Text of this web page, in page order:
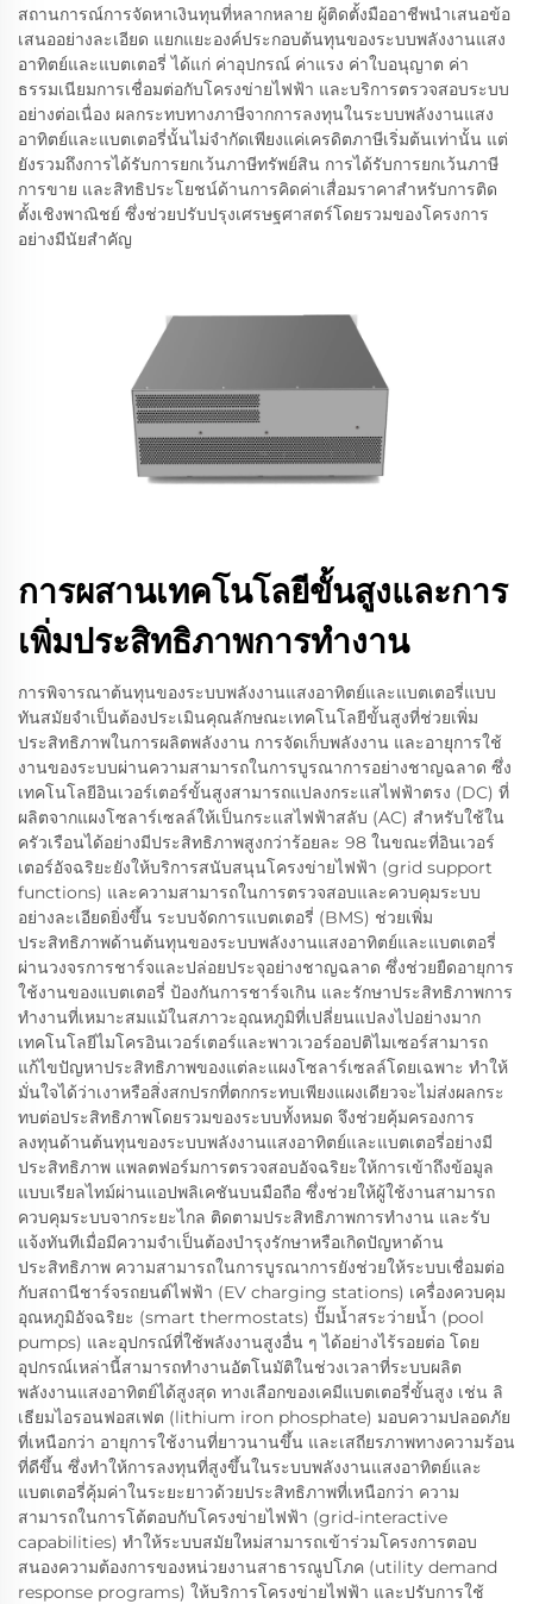
สถานการณ์การจัดหาเงินทุนที่หลากหลาย ผู้ติดตั้งมืออาชีพนำเสนอข้อ
เสนออย่างละเอียด แยกแยะองค์ประกอบต้นทุนของระบบพลังงานแสง
อาทิตย์และแบตเตอรี่ ได้แก่ ค่าอุปกรณ์ ค่าแรง ค่าใบอนุญาต ค่า
ธรรมเนียมการเชื่อมต่อกับโครงข่ายไฟฟ้า และบริการตรวจสอบระบบ
อย่างต่อเนื่อง ผลกระทบทางภาษีจากการลงทุนในระบบพลังงานแสง
อาทิตย์และแบตเตอรี่นั้นไม่จำกัดเพียงแค่เครดิตภาษีเริ่มต้นเท่านั้น แต่
ยังรวมถึงการได้รับการยกเว้นภาษีทรัพย์สิน การได้รับการยกเว้นภาษี
การขาย และสิทธิประโยชน์ด้านการคิดค่าเสื่อมราคาสำหรับการติด
ตั้งเชิงพาณิชย์ ซึ่งช่วยปรับปรุงเศรษฐศาสตร์โดยรวมของโครงการ
อย่างมีนัยสำคัญ
การผสานเทคโนโลยีขั้นสูงและการ
เพิ่มประสิทธิภาพการทำงาน
การพิจารณาต้นทุนของระบบพลังงานแสงอาทิตย์และแบตเตอรี่แบบ
ทันสมัยจำเป็นต้องประเมินคุณลักษณะเทคโนโลยีขั้นสูงที่ช่วยเพิ่ม
ประสิทธิภาพในการผลิตพลังงาน การจัดเก็บพลังงาน และอายุการใช้
งานของระบบผ่านความสามารถในการบูรณาการอย่างชาญฉลาด ซึ่ง
เทคโนโลยีอินเวอร์เตอร์ขั้นสูงสามารถแปลงกระแสไฟฟ้าตรง (DC) ที่
ผลิตจากแผงโซลาร์เซลล์ให้เป็นกระแสไฟฟ้าสลับ (AC) สำหรับใช้ใน
ครัวเรือนได้อย่างมีประสิทธิภาพสูงกว่าร้อยละ 98 ในขณะที่อินเวอร์
เตอร์อัจฉริยะยังให้บริการสนับสนุนโครงข่ายไฟฟ้า (grid support
functions) และความสามารถในการตรวจสอบและควบคุมระบบ
อย่างละเอียดยิ่งขึ้น ระบบจัดการแบตเตอรี่ (BMS) ช่วยเพิ่ม
ประสิทธิภาพด้านต้นทุนของระบบพลังงานแสงอาทิตย์และแบตเตอรี่
ผ่านวงจรการชาร์จและปล่อยประจุอย่างชาญฉลาด ซึ่งช่วยยืดอายุการ
ใช้งานของแบตเตอรี่ ป้องกันการชาร์จเกิน และรักษาประสิทธิภาพการ
ทำงานที่เหมาะสมแม้ในสภาวะอุณหภูมิที่เปลี่ยนแปลงไปอย่างมาก
เทคโนโลยีไมโครอินเวอร์เตอร์และพาวเวอร์ออปติไมเซอร์สามารถ
แก้ไขปัญหาประสิทธิภาพของแต่ละแผงโซลาร์เซลล์โดยเฉพาะ ทำให้
มั่นใจได้ว่าเงาหรือสิ่งสกปรกที่ตกกระทบเพียงแผงเดียวจะไม่ส่งผลกระ
ทบต่อประสิทธิภาพโดยรวมของระบบทั้งหมด จึงช่วยคุ้มครองการ
ลงทุนด้านต้นทุนของระบบพลังงานแสงอาทิตย์และแบตเตอรี่อย่างมี
ประสิทธิภาพ แพลตฟอร์มการตรวจสอบอัจฉริยะให้การเข้าถึงข้อมูล
แบบเรียลไทม์ผ่านแอปพลิเคชันบนมือถือ ซึ่งช่วยให้ผู้ใช้งานสามารถ
ควบคุมระบบจากระยะไกล ติดตามประสิทธิภาพการทำงาน และรับ
แจ้งทันทีเมื่อมีความจำเป็นต้องบำรุงรักษาหรือเกิดปัญหาด้าน
ประสิทธิภาพ ความสามารถในการบูรณาการยังช่วยให้ระบบเชื่อมต่อ
กับสถานีชาร์จรถยนต์ไฟฟ้า (EV charging stations) เครื่องควบคุม
อุณหภูมิอัจฉริยะ (smart thermostats) ปั๊มน้ำสระว่ายน้ำ (pool
pumps) และอุปกรณ์ที่ใช้พลังงานสูงอื่น ๆ ได้อย่างไร้รอยต่อ โดย
อุปกรณ์เหล่านี้สามารถทำงานอัตโนมัติในช่วงเวลาที่ระบบผลิต
พลังงานแสงอาทิตย์ได้สูงสุด ทางเลือกของเคมีแบตเตอรี่ขั้นสูง เช่น ลิ
เธียมไอรอนฟอสเฟต (lithium iron phosphate) มอบความปลอดภัย
ที่เหนือกว่า อายุการใช้งานที่ยาวนานขึ้น และเสถียรภาพทางความร้อน
ที่ดีขึ้น ซึ่งทำให้การลงทุนที่สูงขึ้นในระบบพลังงานแสงอาทิตย์และ
แบตเตอรี่คุ้มค่าในระยะยาวด้วยประสิทธิภาพที่เหนือกว่า ความ
สามารถในการโต้ตอบกับโครงข่ายไฟฟ้า (grid-interactive
capabilities) ทำให้ระบบสมัยใหม่สามารถเข้าร่วมโครงการตอบ
สนองความต้องการของหน่วยงานสาธารณูปโภค (utility demand
response programs) ให้บริการโครงข่ายไฟฟ้า และปรับการใช้